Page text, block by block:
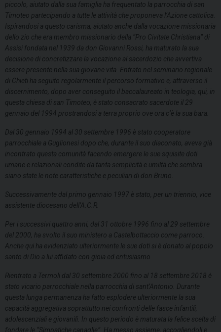
piccolo, aiutato dalla sua famiglia ha frequentato la parrocchia di san
Timoteo partecipando a tutte le attività che proponeva l’Azione cattolica.
Ispirandosi a questo carisma, aiutato anche dalla vocazione missionaria
dello zio che era membro missionario della “Pro Civitate Christiana” di
Assisi fondata nel 1939 da don Giovanni Rossi, ha maturato la sua
decisione di concretizzare la vocazione al sacerdozio che avvertiva
essere presente nella sua giovane vita. Entrato nel seminario regionale
di Chieti ha seguito regolarmente il percorso formativo e, attraverso il
discernimento, dopo aver conseguito il baccalaureato in teologia, qui, in
questa chiesa di san Timoteo, è stato consacrato sacerdote il 29
gennaio del 1994 prostrandosi a terra proprio ove ora c’è la sua bara.
Dal 30 gennaio 1994 al 30 settembre 1996 è stato cooperatore
parrocchiale a Guglionesi dopo che, durante il suo diaconato, aveva già
incontrato questa comunità facendo emergere le sue squisite doti
umane e relazionali condite da tanta semplicità e umiltà che sembra
siano state le note caratteristiche e peculiari di don Bruno.
Successivamente dal primo gennaio 1997 è stato, per un triennio, vice
assistente diocesano dell’A.C.R.
Per i successivi quattro anni, dal 31 ottobre 1996 fino al 29 settembre
del 2000, ha svolto il suo ministero a Castelbottaccio come parroco.
Anche qui ha evidenziato ulteriormente le sue doti si è donato al popolo
santo di Dio a lui affidato con gioia ed entusiasmo.
Rientrato a Termoli dal 30 settembre 2000 fino al 18 settembre 2018 è
stato vicario parrocchiale nella parrocchia di sant’Antonio. Durante
questa lunga permanenza ha fatto esplodere ulteriormente la sua
capacità aggregativa soprattutto nei confronti delle fasce infantili,
adolescenziali e giovanili. In questo periodo è maturata la felice scelta di
fondare le “Simpatiche canaglie”. Ha messo assieme, accogliendoli e